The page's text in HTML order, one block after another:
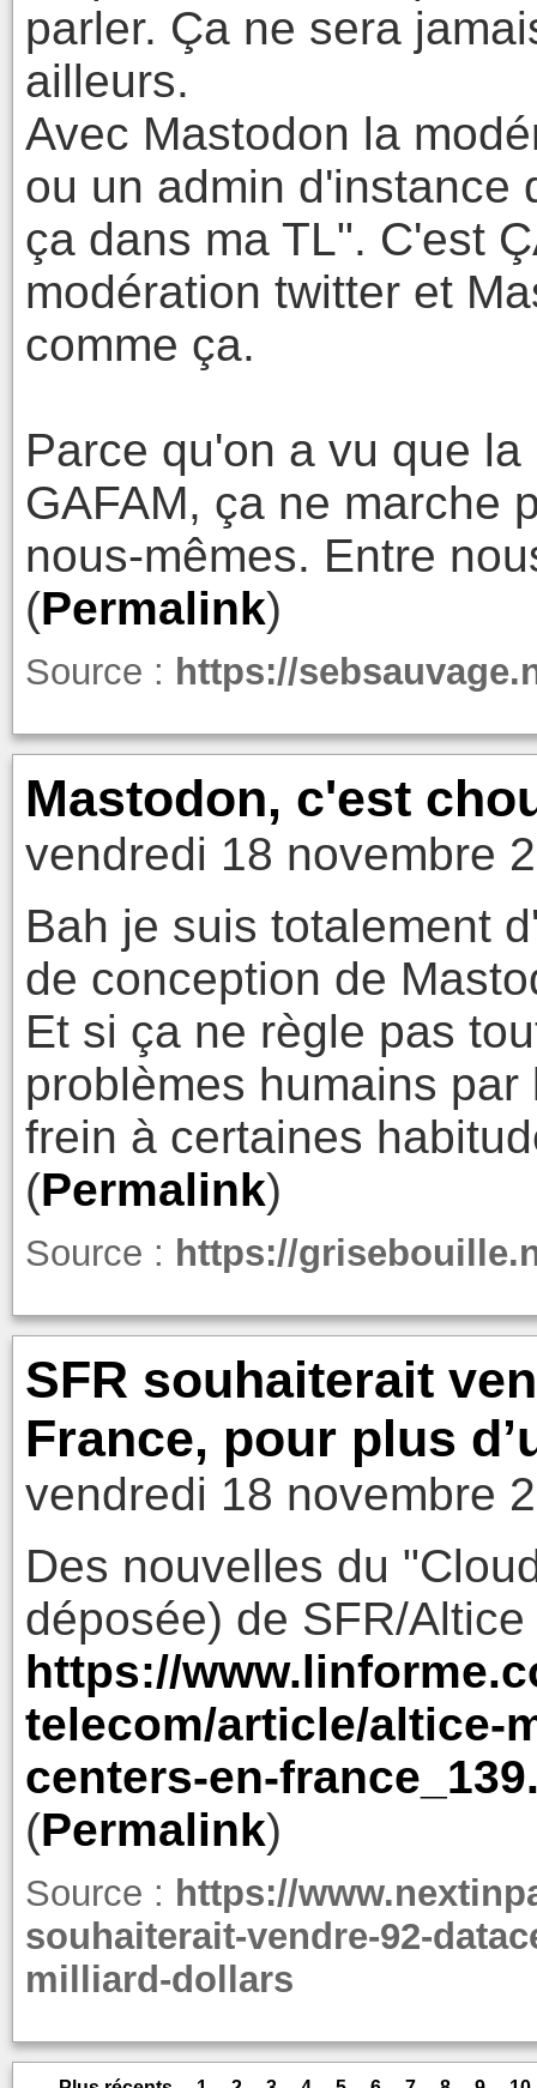
parler. Ça ne sera
ailleurs.
Avec Mastodon la
ou un admin d'instance
ça dans ma TL". C'est
modération twitter et
comme ça.
Parce qu'on a vu que
GAFAM, ça ne marche
nous-mêmes. Entre
(Permalink)
Source : https://
Mastodon, c'est
vendredi 18 novembre
Bah je suis totalement
de conception de
Et si ça ne règle pas
problèmes humains
frein à certaines
(Permalink)
Source : https://
SFR souhaiterait
France, pour plus
vendredi 18 novembre
Des nouvelles du
déposée) de SFR/Altice
https://
telecom/article/altice-
centers-en-
(Permalink)
Source : https://
souhaiterait-vendre-92-
milliard-dollars